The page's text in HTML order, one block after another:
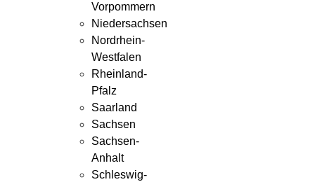
Vorpommern
Niedersachsen
Nordrhein-
Westfalen
Rheinland-
Pfalz
Saarland
Sachsen
Sachsen-
Anhalt
Schleswig-